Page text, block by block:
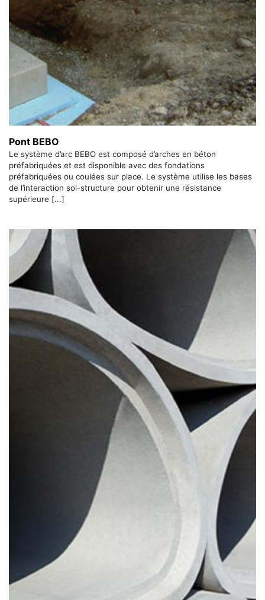
Pont BEBO
Le système d’arc BEBO est composé d’arches en béton
préfabriquées et est disponible avec des fondations
préfabriquées ou coulées sur place. Le système utilise les bases
de l’interaction sol-structure pour obtenir une résistance
supérieure [...]